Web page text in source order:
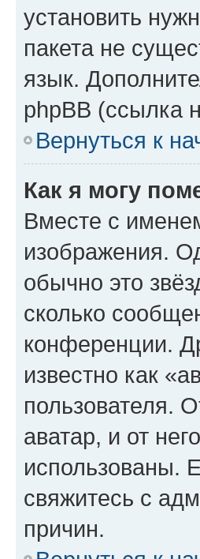
установить
пакета не
язык.
phpBB (ссылка
Вернуться к
Как я могу
Вместе с
изображения.
обычно это
сколько
конференции.
известно как
пользователя.
аватар, и от
использованы.
свяжитесь с
причин.